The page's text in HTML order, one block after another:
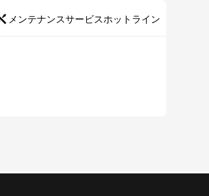
メンテナンスサービスホットライン